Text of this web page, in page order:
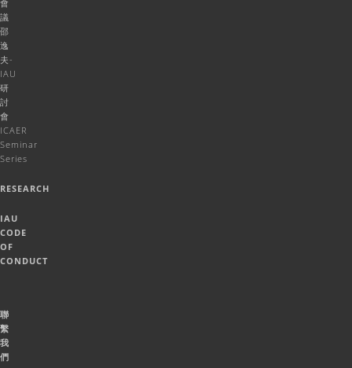
會
議
邵
逸
夫-
IAU
研
討
會
ICAER
Seminar
Series
RESEARCH
IAU
CODE
OF
CONDUCT
聯
繫
我
們